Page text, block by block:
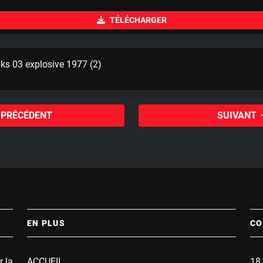
u
TÉLÉCHARGER
03 explosive 1977 (2)
PRÉCÉDENT SUIVANT
EN PLUS